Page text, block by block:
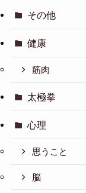
その他
健康
筋肉
太極拳
心理
思うこと
脳